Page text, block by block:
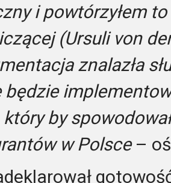
i powtórzyłem
(Ursuli von
znalazła
będzie
który by
w Polsce–